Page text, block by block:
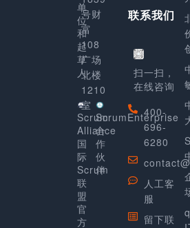
号财
富
108
广场
北楼
1210
室
单
位
和
起
草
人
Scrum
Alliance
国
际
Scrum
联
盟
官
方
ScrumEnterprise
合
作
伙
伴
联系我们
扫一扫，
在线咨询
400-
696-
6280
人工客
服
留下联